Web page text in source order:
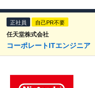
正社員 自己PR不要
任天堂株式会社
コーポレートITエンジニア